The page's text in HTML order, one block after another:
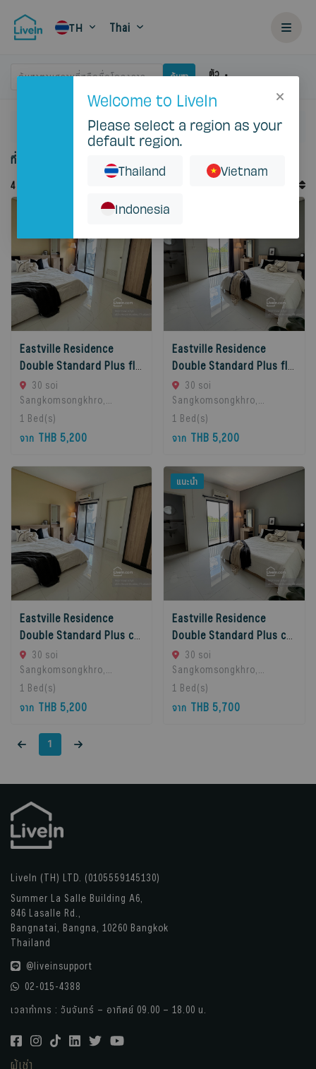
TH Thai
ค้นหาตามสถานที่หรือชื่อโครงการ ค้นหา ตัว
Bangkok Ladprao
ที่พักให้เช่าใน Ladprao
4
Eastville Residence
Double Standard Plus floors 2-3
30 soi
Sangkomsongkhro,
LatPhrao71, LatPhrao,
Bangkok, Ladprao, 10230
Bangkok, Thailand
1 Bed(s)
จาก THB 5,200
Eastville Residence
Double Standard Plus floors 4-5
30 soi
Sangkomsongkhro,
LatPhrao71, LatPhrao,
Bangkok, Ladprao, 10230
Bangkok, Thailand
1 Bed(s)
จาก THB 5,200
Eastville Residence
Double Standard Plus corner room floors 2-3
30 soi
Sangkomsongkhro,
LatPhrao71, LatPhrao,
Bangkok, Ladprao, 10230
Bangkok, Thailand
1 Bed(s)
จาก THB 5,200
แนะนำ
Eastville Residence
Double Standard Plus corner room floors 4-5
30 soi
Sangkomsongkhro,
LatPhrao71, LatPhrao,
Bangkok, Ladprao, 10230
Bangkok, Thailand
1 Bed(s)
จาก THB 5,700
1
LiveIn (TH) LTD. (0105559145130)
Summer La Salle Building A6,
846 Lasalle Rd.,
Bangnatai, Bangna, 10260 Bangkok
Thailand
@liveinsupport
02-015-4388
เวลาทำการ : วันจันทร์ – อาทิตย์ 09.00 – 18.00 น.
ผู้เช่า
Welcome to LiveIn
Please select a region as your
default region.
Thailand Vietnam
Indonesia